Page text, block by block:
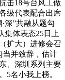
击18号台风工做
级代表配合出席
深”共融从题勾
集体表态25日上
扩大）进修会召
当并致辞，估计
、深圳系列主要
5名小我上榜。